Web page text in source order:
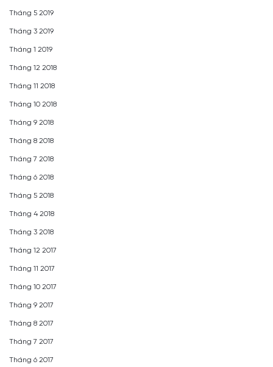
Tháng 5 2019
Tháng 3 2019
Tháng 1 2019
Tháng 12 2018
Tháng 11 2018
Tháng 10 2018
Tháng 9 2018
Tháng 8 2018
Tháng 7 2018
Tháng 6 2018
Tháng 5 2018
Tháng 4 2018
Tháng 3 2018
Tháng 12 2017
Tháng 11 2017
Tháng 10 2017
Tháng 9 2017
Tháng 8 2017
Tháng 7 2017
Tháng 6 2017